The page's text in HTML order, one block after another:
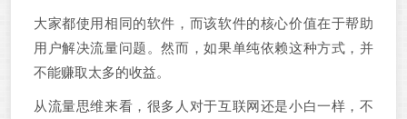
大家都使用相同的软件，而该软件的核心价值在于帮助
用户解决流量问题。然而，如果单纯依赖这种方式，并
不能赚取太多的收益。
从流量思维来看，很多人对于互联网还是小白一样，不